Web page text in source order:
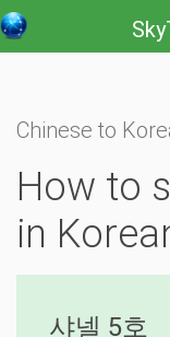
Chinese to
How to
in
샤넬 5호